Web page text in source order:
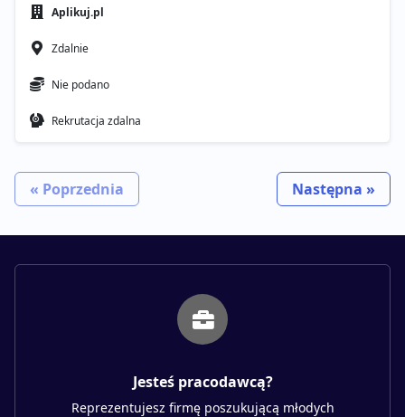
Aplikuj.pl
Zdalnie
Nie podano
Rekrutacja zdalna
« Poprzednia Następna »
Jesteś pracodawcą?
Reprezentujesz firmę poszukującą młodych